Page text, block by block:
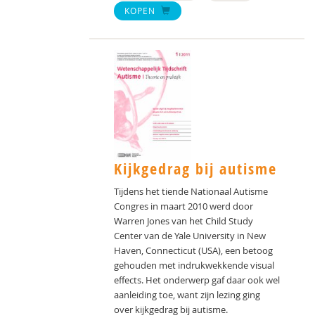
KOPEN
Kijkgedrag bij autisme
Tijdens het tiende Nationaal Autisme
Congres in maart 2010 werd door
Warren Jones van het Child Study
Center van de Yale University in New
Haven, Connecticut (USA), een betoog
gehouden met indrukwekkende visual
effects. Het onderwerp gaf daar ook wel
aanleiding toe, want zijn lezing ging
over kijkgedrag bij autisme.